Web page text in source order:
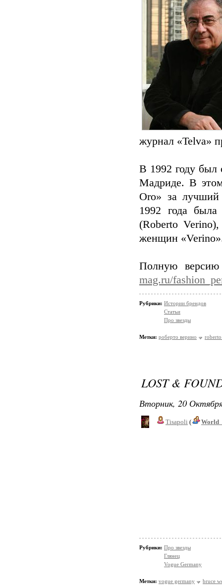
журнал «Telva»
В 1992 году был
Мадриде. В
Oro» за лучший
1992 года
(Roberto
женщин
Полную
mag.ru/
Рубрики: Истории брендов
Статьи
Про звезды
Метки: роберто верино
LOST &
Вторник, 20
Tisapoli (
Рубрики: Про звезды
Глянец
Vogue Germany
Метки: vogue germany bruce